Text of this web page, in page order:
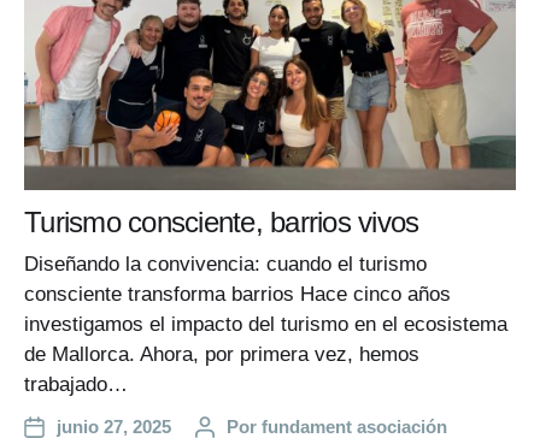
Turismo consciente, barrios vivos
Diseñando la convivencia: cuando el turismo
consciente transforma barrios Hace cinco años
investigamos el impacto del turismo en el ecosistema
de Mallorca. Ahora, por primera vez, hemos
trabajado…
junio 27, 2025 Por fundament asociación